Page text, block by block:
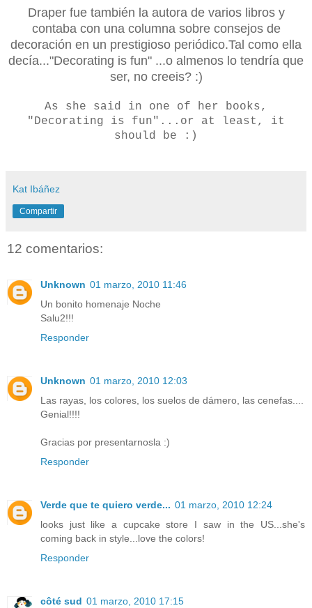
Draper fue también la autora de varios libros y
contaba con una columna sobre consejos de
decoración en un prestigioso periódico.Tal como ella
decía..."Decorating is fun" ...o almenos lo tendría que
ser, no creeis? :)
As she said in one of her books,
"Decorating is fun"...or at least, it
should be :)
Kat Ibáñez
Compartir
12 comentarios:
Unknown 01 marzo, 2010 11:46
Un bonito homenaje Noche
Salu2!!!
Responder
Unknown 01 marzo, 2010 12:03
Las rayas, los colores, los suelos de dámero, las cenefas....
Genial!!!!
Gracias por presentarnosla :)
Responder
Verde que te quiero verde... 01 marzo, 2010 12:24
looks just like a cupcake store I saw in the US...she's
coming back in style...love the colors!
Responder
côté sud 01 marzo, 2010 17:15